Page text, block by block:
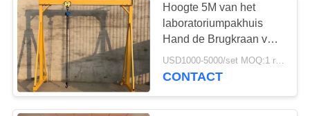
VERZOEK
OM
EEN
CITAAT
workshop
luchtkraan
Hoogte 5M van het
laboratoriumpakhuis
Hand de Brugkraan van
3T
USD1000-5000/set MOQ:1 reeks
CONTACT